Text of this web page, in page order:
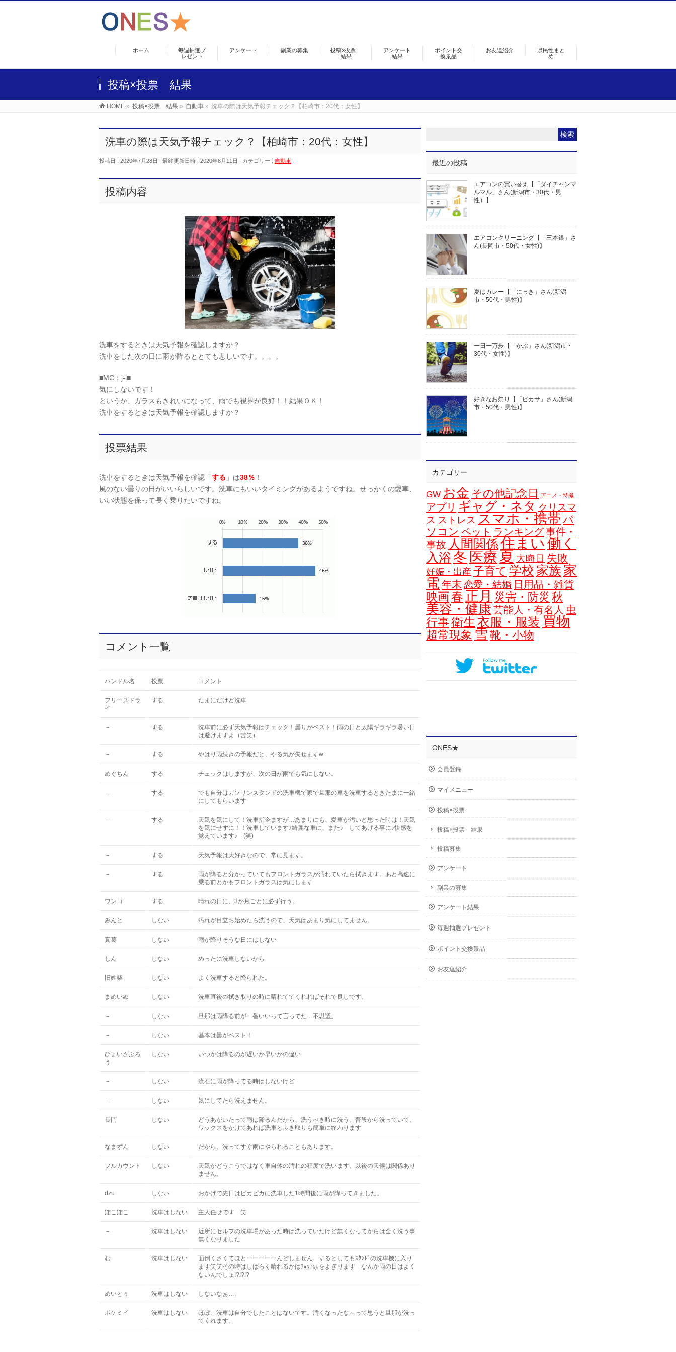
ホーム
毎週抽選プ
レゼント
アンケート 副業の募集
投稿×投票
結果
アンケート
結果
ポイント交
換景品
お友達紹介
県民性まと
め
投稿×投票 結果
HOME » 投稿×投票 結果 » 自動車 » 洗車の際は天気予報チェック？【柏崎市：20代：女性】
洗車の際は天気予報チェック？【柏崎市：20代：女性】
投稿日 : 2020年7月28日 最終更新日時 : 2020年8月11日 カテゴリー : 自動車
投稿内容
洗車をするときは天気予報を確認しますか？
洗車をした次の日に雨が降るととても悲しいです。。。。
■MC：j-i■
気にしないです！
というか、ガラスもきれいになって、雨でも視界が良好！！結果ＯＫ！
洗車をするときは天気予報を確認しますか？
投票結果
洗車をするときは天気予報を確認「 する 」は38％ ！
風のない曇りの日がいいらしいです。洗車にもいいタイミングがあるようですね。せっかくの愛車、
いい状態を保って長く乗りたいですね。
コメント一覧
ハンドル名 投票 コメント
フリーズドラ
イ
する たまにだけど洗車
－ する
洗車前に必ず天気予報はチェック！曇りがベスト！雨の日と太陽ギラギラ暑い日
は避けますよ（苦笑）
－ する やはり雨続きの予報だと、やる気が失せますw
めぐちん する チェックはしますが、次の日が雨でも気にしない。
－ する
でも自分はガソリンスタンドの洗車機で家で旦那の車を洗車するときたまに一緒
にしてもらいます
－ する
天気を気にして！洗車指令ますが…あまりにも、愛車が汚いと思った時は！天気
を気にせずに！！洗車しています♪綺麗な車に、また♪ してあげる事に♪快感を
覚えています♪ (笑)
－ する 天気予報は大好きなので、常に見ます。
－ する
雨が降ると分かっていてもフロントガラスが汚れていたら拭きます。あと高速に
乗る前とかもフロントガラスは気にします
ワンコ する 晴れの日に、3か月ごとに必ず行う。
みんと しない 汚れが目立ち始めたら洗うので、天気はあまり気にしてません。
真葛 しない 雨が降りそうな日にはしない
しん しない めったに洗車しないから
旧姓柴 しない よく洗車すると降られた。
まめいぬ しない 洗車直後の拭き取りの時に晴れててくれればそれで良しです。
－ しない 旦那は雨降る前が一番いいって言ってた…不思議。
－ しない 基本は曇がベスト！
ひょいざぶろ
う
しない いつかは降るのが遅いか早いかの違い
－ しない 流石に雨が降ってる時はしないけど
－ しない 気にしてたら洗えません。
長門 しない
どうあがいたって雨は降るんだから、洗うべき時に洗う。普段から洗っていて、
ワックスをかけてあれば洗車とふき取りも簡単に終わります
なまずん しない だから、洗ってすぐ雨にやられることもあります。
フルカウント しない
天気がどうこうではなく車自体の汚れの程度で洗います、以後の天候は関係あり
ません、
dzu しない おかげで先日はピカピカに洗車した1時間後に雨が降ってきました。
ぽこぽこ 洗車はしない 主人任せです 笑
－ 洗車はしない
近所にセルフの洗車場があった時は洗っていたけど無くなってからは全く洗う事
無くなりました
む 洗車はしない
面倒くさくてほとーーーーーんどしません するとしてもｽﾀﾝﾄﾞの洗車機に入り
ます笑笑その時はしばらく晴れるかはﾁｮｯﾄ頭をよぎります なんか雨の日はよく
ないんでしょ!?!?!?
めいとぅ 洗車はしない しないなぁ…。
ポケミイ 洗車はしない
ほぼ、洗車は自分でしたことはないです。汚くなったな～って思うと旦那が洗っ
てくれます。
最近の投稿
エアコンの買い替え【「ダイチャンマ
ルマル」さん(新潟市・30代・男
性）】
エアコンクリーニング【「三本銀」さ
ん(長岡市・50代・女性)】
夏はカレー【「にっき」さん(新潟
市・50代・男性)】
一日一万歩【「かぶ」さん(新潟市・
30代・女性)】
好きなお祭り【「ピカサ」さん(新潟
市・50代・男性)】
カテゴリー
GW お金 その他記念日 アニメ・特撮
アプリ ギャグ・ネタ クリスマ
ス ストレス スマホ・携帯 パ
ソコン ペット ランキング事件・
事故 人間関係住まい働く
入浴 冬 医療夏 大晦日 失敗
妊娠・出産 子育て 学校 家族 家
電 年末 恋愛・結婚 日用品・雑貨
映画春 正月 災害・防災 秋
美容・健康 芸能人・有名人 虫
行事衛生 衣服・服装 買物
超常現象 雪 靴・小物
ONES★
会員登録
マイメニュー
投稿×投票
投稿×投票 結果
投稿募集
アンケート
副業の募集
アンケート結果
毎週抽選プレゼント
ポイント交換景品
お友達紹介